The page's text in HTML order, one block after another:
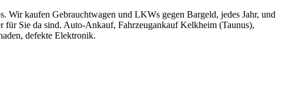
Wir kaufen Gebrauchtwagen und LKWs gegen Bargeld, jedes Jahr, und
Sie da sind. Auto-Ankauf, Fahrzeugankauf Kelkheim (Taunus),
defekte Elektronik.